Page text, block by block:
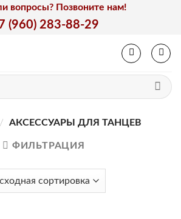
вопросы? Позвоните нам!
(960) 283-88-29
/ АКСЕССУАРЫ ДЛЯ ТАНЦЕВ
ФИЛЬТРАЦИЯ